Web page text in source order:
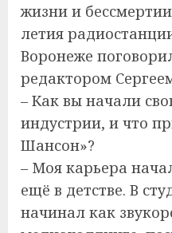
жизни и
летия
Воронеже
редактором
– Как вы начали
индустрии, и что
Шансон»?
– Моя карьера
ещё в детстве. В
начинал как